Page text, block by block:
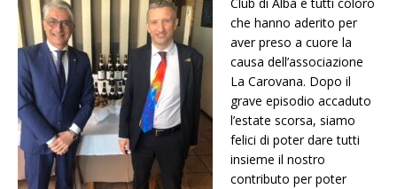
che hanno aderito per
aver preso a cuore la
causa dell’associazione
La Carovana. Dopo il
grave episodio accaduto
l’estate scorsa, siamo
felici di poter dare tutti
insieme il nostro
contributo per poter